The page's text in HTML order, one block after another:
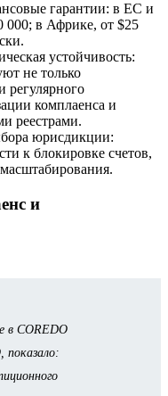
гарантии: в ЕС и
000; в Африке, от $25
устойчивость:
не только
регулярного
комплаенса и
реестрами.
юрисдикции:
к блокировке счетов,
и
в COREDO
показало: